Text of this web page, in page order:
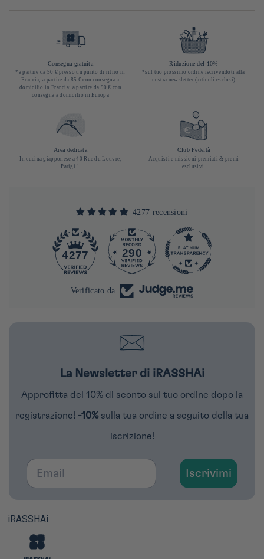
Consegna gratuita
*a partire da 50 € presso un punto di ritiro in
Francia; a partire da 85 € con consegna a
domicilio in Francia; a partire da 90 € con
consegna a domicilio in Europa
Riduzione del 10%
*sul tuo prossimo ordine iscrivendoti alla
nostra newsletter (articoli esclusi)
Area dedicata
In cucina giapponese a 40 Rue du Louvre,
Parigi 1
Club Fedeltà
Acquisti e missioni premiati & premi
esclusivi
4277 recensioni
4277 290
Verificato da
La Newsletter di iRASSHAi
Approfitta del 10% di sconto sul tuo ordine dopo la
registrazione! -10% sulla tua ordine a seguito della tua
iscrizione!
Email
Iscrivimi
iRASSHAi